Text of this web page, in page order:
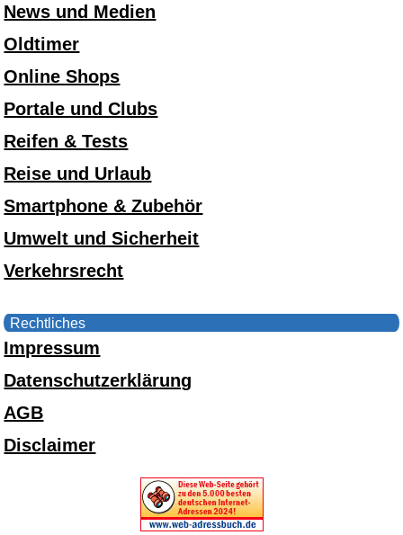
News und Medien
Oldtimer
Online Shops
Portale und Clubs
Reifen & Tests
Reise und Urlaub
Smartphone & Zubehör
Umwelt und Sicherheit
Verkehrsrecht
Rechtliches
Impressum
Datenschutzerklärung
AGB
Disclaimer